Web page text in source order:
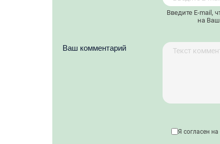
Введите E-mail,
на
Ваш комментарий
Я согласен